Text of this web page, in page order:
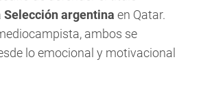
Selección argentina en Qatar.
ambos se
lo emocional y motivacional